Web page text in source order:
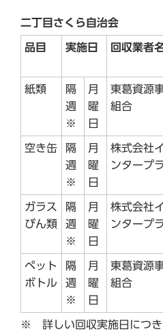
二丁目さくら自治会
品目 実施日 回収業者
紙類
隔
週
※
月
曜
日
東葛資源
組合
空き缶
隔
週
※
月
曜
日
株式会社
ンタープ
ガラス
びん類
隔
週
※
月
曜
日
株式会社
ンタープ
ペット
ボトル
隔
週
※
月
曜
日
東葛資源
組合
※ 詳しい回収実施日につき